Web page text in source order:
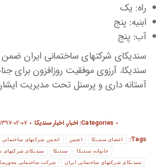
راه: یک
ابنیه: پنج
آب: پنج
سندیکای شرکتهای ساختمانی ایران
سندیکا، آرزوی موفقیت روزافزون برای
آستانه داری و پرسنل تحت مدیریت
Categories: اخبار,اخبار سندیکا ۱۳۹۷-۰۲-
Tags:
اعضای سندیکا انجمن انجمن شرکتهای ساختمانی
خانواده سندیکا سندیکا سندیکای شرکتهای
سندیکای شرکتهای ساختمانی ایران شرکت ساختمانی